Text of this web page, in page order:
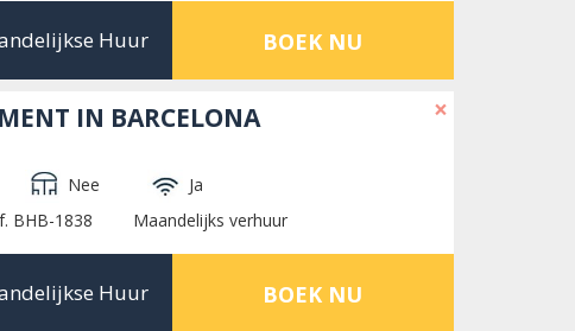
Huur BOEK NU
×
IN BARCELONA
Nee
Ja
BHB-1838 Maandelijks verhuur
Huur BOEK NU